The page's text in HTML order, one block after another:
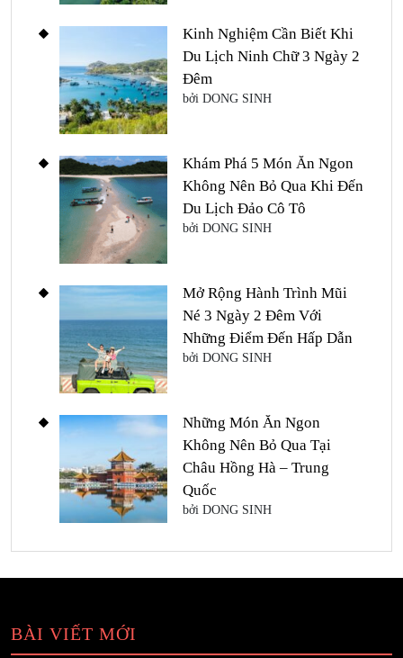
Kinh Nghiệm Cần Biết Khi
Du Lịch Ninh Chữ 3 Ngày 2
Đêm
bởi DONG SINH
Khám Phá 5 Món Ăn Ngon
Không Nên Bỏ Qua Khi Đến
Du Lịch Đảo Cô Tô
bởi DONG SINH
Mở Rộng Hành Trình Mũi
Né 3 Ngày 2 Đêm Với
Những Điểm Đến Hấp Dẫn
bởi DONG SINH
Những Món Ăn Ngon
Không Nên Bỏ Qua Tại
Châu Hồng Hà – Trung
Quốc
bởi DONG SINH
BÀI VIẾT MỚI